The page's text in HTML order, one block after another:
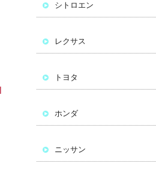
シトロエン
レクサス
トヨタ
ホンダ
ニッサン